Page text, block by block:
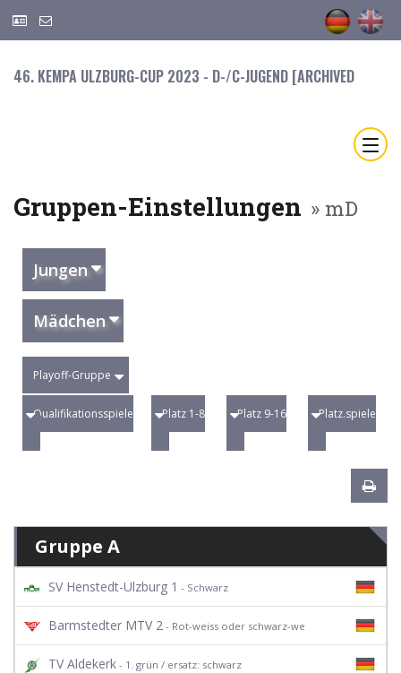
46. KEMPA ULZBURG-CUP 2023 - D-/C-JUGEND [ARCHIVED
Gruppen-Einstellungen » mD
Jungen
Mädchen
Playoff-Gruppe
Qualifikationsspiele Platz 1-8 Platz 9-16 Platz.spiele
Gruppe A
SV Henstedt-Ulzburg 1 - Schwarz
Barmstedter MTV 2 - Rot-weiss oder schwarz-we
TV Aldekerk - 1. grün / ersatz: schwarz